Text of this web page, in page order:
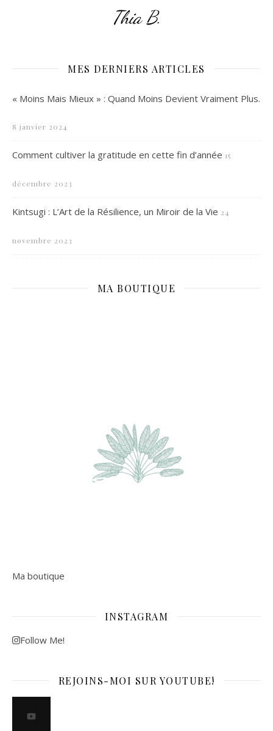
Thia B.
MES DERNIERS ARTICLES
« Moins Mais Mieux » : Quand Moins Devient Vraiment Plus.
8 janvier 2024
Comment cultiver la gratitude en cette fin d’année 15
décembre 2023
Kintsugi : L’Art de la Résilience, un Miroir de la Vie 24
novembre 2023
MA BOUTIQUE
Ma boutique
INSTAGRAM
Follow Me!
REJOINS-MOI SUR YOUTUBE!